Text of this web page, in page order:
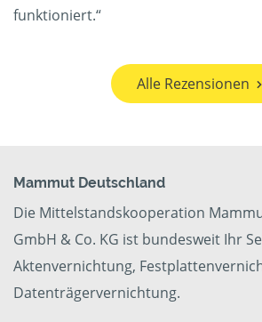
funktioniert.“
Alle Rezensionen
Mammut Deutschland
Die Mittelstandskooperation
GmbH & Co. KG ist bundesweit Ihr
Aktenvernichtung,
Datenträgervernichtung.